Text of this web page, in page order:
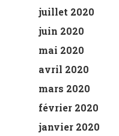
juillet 2020
juin 2020
mai 2020
avril 2020
mars 2020
février 2020
janvier 2020